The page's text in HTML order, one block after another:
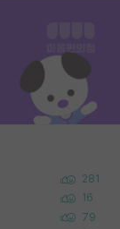
281
16
79